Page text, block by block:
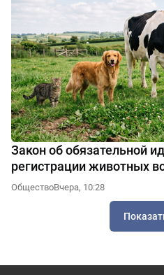
Закон об обязательной
регистрации животных
ОбществоВчера, 10:28